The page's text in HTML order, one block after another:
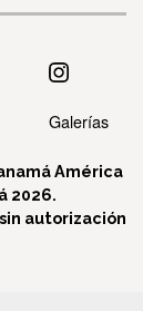
Galerías
América
2026.
autorización